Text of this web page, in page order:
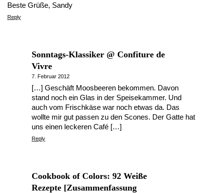
Beste Grüße, Sandy
Reply
Sonntags-Klassiker @ Confiture de
Vivre
7. Februar 2012
[…] Geschäft Moosbeeren bekommen. Davon
stand noch ein Glas in der Speisekammer. Und
auch vom Frischkäse war noch etwas da. Das
wollte mir gut passen zu den Scones. Der Gatte hat
uns einen leckeren Café […]
Reply
Cookbook of Colors: 92 Weiße
Rezepte [Zusammenfassung